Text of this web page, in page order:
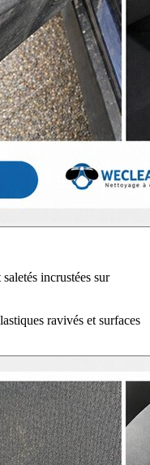
incrustées sur
ravivés et surfaces